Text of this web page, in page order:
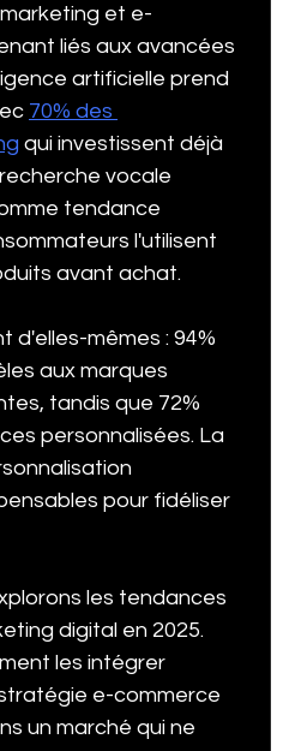
E-Commerce
Étude de cas Chatbot
et e-
liés aux avancées
artificielle prend
70% des
qui investissent déjà
vocale
tendance
l'utilisent
avant achat.
d'elles-mêmes : 94%
aux marques
tandis que 72%
personnalisées. La
pour fidéliser
les tendances
digital en 2025.
les intégrer
e-commerce
un marché qui ne